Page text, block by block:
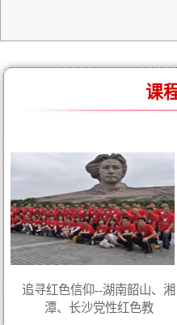
课
追寻红色信仰--湖南韶山、湘
潭、长沙党性红色教